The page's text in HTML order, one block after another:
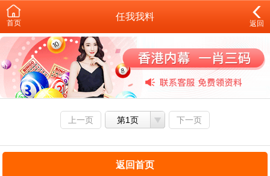
首页
任我我料
返回
上一页 第1页 下一页
返回首页